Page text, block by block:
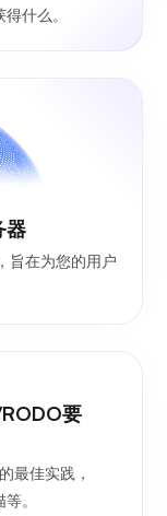
什么。
器
旨在为您的用户
要
最佳实践，
。